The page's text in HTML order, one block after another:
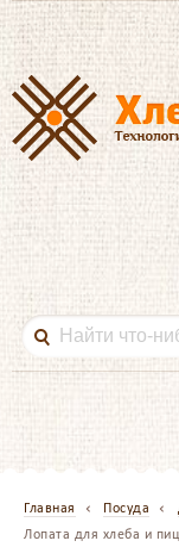
Главная Посуда
Лопата для хлеба и